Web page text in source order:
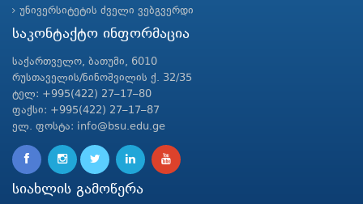
უნივერსიტეტის ძველი ვებგვერდი
საკონტაქტო ინფორმაცია
საქართველო, ბათუმი, 6010
რუსთაველის/ნინოშვილის ქ. 32/35
ტელ: +995(422) 27–17–80
ფაქსი: +995(422) 27–17–87
ელ. ფოსტა: info@bsu.edu.ge
სიახლის გამოწერა